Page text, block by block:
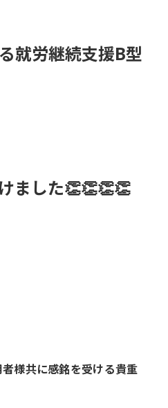
就労継続支援B型
ました👏👏👏👏
様共に感銘を受ける貴重